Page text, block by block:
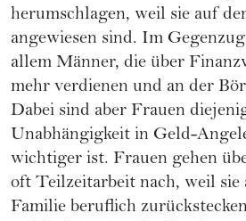
herumschlagen, weil sie auf
angewiesen sind. Im
allem Männer, die über
mehr verdienen und an der
Dabei sind aber Frauen
Unabhängigkeit in Geld-
wichtiger ist. Frauen gehen
oft Teilzeitarbeit nach, weil
Familie beruflich